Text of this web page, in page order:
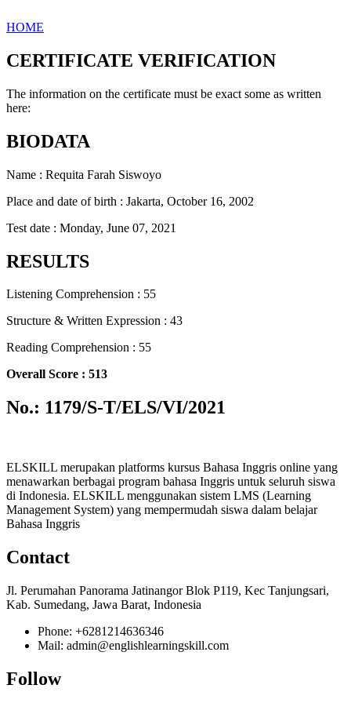
HOME
CERTIFICATE VERIFICATION
The information on the certificate must be exact some as written
here:
BIODATA
Name : Requita Farah Siswoyo
Place and date of birth : Jakarta, October 16, 2002
Test date : Monday, June 07, 2021
RESULTS
Listening Comprehension : 55
Structure & Written Expression : 43
Reading Comprehension : 55
Overall Score : 513
No.: 1179/S-T/ELS/VI/2021
ELSKILL merupakan platforms kursus Bahasa Inggris online yang
menawarkan berbagai program bahasa Inggris untuk seluruh siswa
di Indonesia. ELSKILL menggunakan sistem LMS (Learning
Management System) yang mempermudah siswa dalam belajar
Bahasa Inggris
Contact
Jl. Perumahan Panorama Jatinangor Blok P119, Kec Tanjungsari,
Kab. Sumedang, Jawa Barat, Indonesia
Phone: +6281214636346
Mail: admin@englishlearningskill.com
Follow